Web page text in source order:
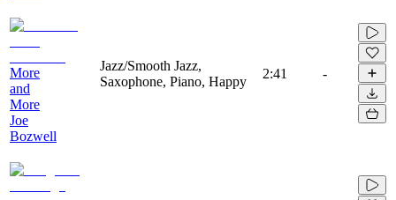
More
and
More
Joe
Bozwell
Jazz/Smooth Jazz,
Saxophone, Piano, Happy
2:41 -